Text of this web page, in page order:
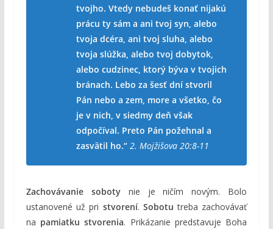
tvojho. Vtedy nebudeš konať nijakú
prácu ty sám a ani tvoj syn, alebo
tvoja dcéra, ani tvoj sluha, alebo
tvoja slúžka, alebo tvoj dobytok,
alebo cudzinec, ktorý býva v tvojich
bránach. Lebo za šesť dní stvoril
Pán nebo a zem, more a všetko, čo
je v nich, v siedmy deň však
odpočíval. Preto Pán požehnal a
zasvätil ho.“ 2. Mojžišova 20:8-11
Zachovávanie sobotynie je ničím novým. Bolo
ustanovené už pri stvorení. Sobotu treba zachovávať
na pamiatku stvorenia. Prikázanie predstavuje Boha